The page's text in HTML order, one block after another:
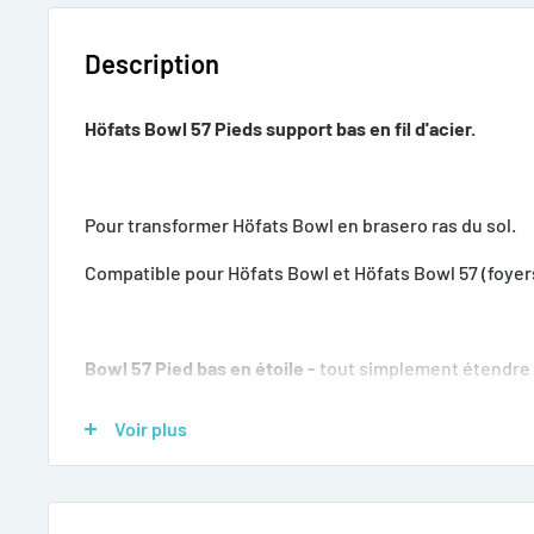
Description
Höfats Bowl 57 Pieds support bas en fil d'acier.
Pour transformer Höfats Bowl en brasero ras du sol.
Compatible pour Höfats Bowl et Höfats Bowl 57
Bowl 57 Pied bas en étoile - tout simplement étendre
en un bol à feu à l'ambiance lounge, qui ne donne pas
nouvelle : Pas besoin de bouger, car même dans la
griller confortablement sur la grille ou la plancha
Voir plus